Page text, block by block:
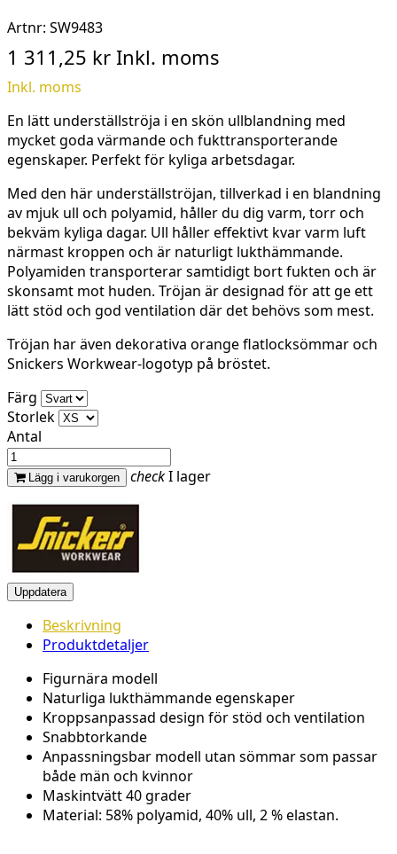
Artnr: SW9483
1 311,25 kr Inkl. moms
Inkl. moms
En lätt underställströja i en skön ullblandning med
mycket goda värmande och fukttransporterande
egenskaper. Perfekt för kyliga arbetsdagar.
Med den här underställströjan, tillverkad i en blandning
av mjuk ull och polyamid, håller du dig varm, torr och
bekväm kyliga dagar. Ull håller effektivt kvar varm luft
närmast kroppen och är naturligt lukthämmande.
Polyamiden transporterar samtidigt bort fukten och är
skonsamt mot huden. Tröjan är designad för att ge ett
lätt stöd och god ventilation där det behövs som mest.
Tröjan har även dekorativa orange flatlocksömmar och
Snickers Workwear-logotyp på bröstet.
Färg
Storlek
Antal
Lägg i varukorgen checkI lager
Beskrivning
Produktdetaljer
Figurnära modell
Naturliga lukthämmande egenskaper
Kroppsanpassad design för stöd och ventilation
Snabbtorkande
Anpassningsbar modell utan sömmar som passar
både män och kvinnor
Maskintvätt 40 grader
Material: 58% polyamid, 40% ull, 2 % elastan.